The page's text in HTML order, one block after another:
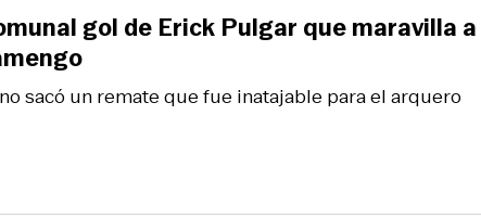
sacó un remate que fue inatajable para el arquero
gol de Erick Pulgar que maravilla a